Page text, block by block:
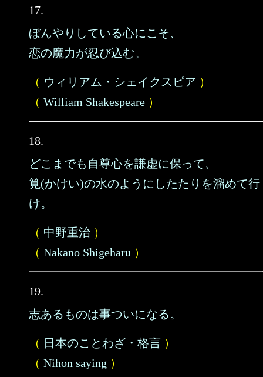
17.
ぼんやりしている心にこそ、
恋の魔力が忍び込む。
（ ウィリアム・シェイクスピア ）
（ William Shakespeare ）
18.
どこまでも自尊心を謙虚に保って、
筧(かけい)の水のようにしたたりを溜めて行
け。
（ 中野重治 ）
（ Nakano Shigeharu ）
19.
志あるものは事ついになる。
（ 日本のことわざ・格言 ）
（ Nihon saying ）